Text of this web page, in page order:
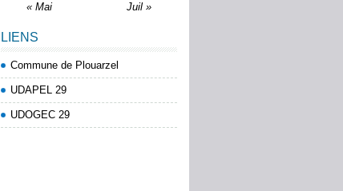
« Mai Juil »
LIENS
Commune de Plouarzel
UDAPEL 29
UDOGEC 29